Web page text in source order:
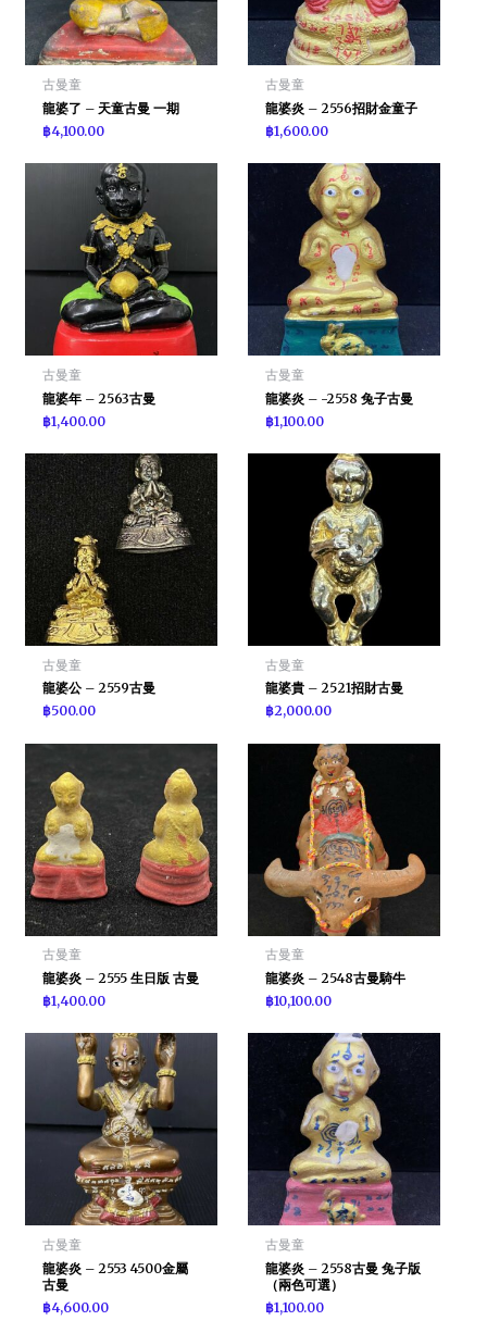
古曼童
龍婆了 – 天童古曼 一期
฿4,100.00
古曼童
龍婆炎 – 2556招財金童子
฿1,600.00
古曼童
龍婆年 – 2563古曼
฿1,400.00
古曼童
龍婆炎 – -2558 兔子古曼
฿1,100.00
古曼童
龍婆公 – 2559古曼
฿500.00
古曼童
龍婆貴 – 2521招財古曼
฿2,000.00
古曼童
龍婆炎 – 2555 生日版 古曼
฿1,400.00
古曼童
龍婆炎 – 2548古曼騎牛
฿10,100.00
古曼童
龍婆炎 – 2553 4500金屬
古曼
฿4,600.00
古曼童
龍婆炎 – 2558古曼 兔子版
（兩色可選）
฿1,100.00